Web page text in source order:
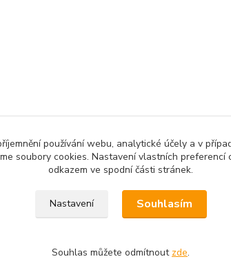
používání webu, analytické účely a v
soubory cookies. Nastavení vlastních preferencí
odkazem ve spodní části stránek.
Nastavení Souhlasím
Souhlas můžete odmítnout zde.